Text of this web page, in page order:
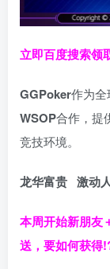
立即百度搜索领
GGPoker作为
WSOP合作，提
竞技环境。
龙华富贵 激动
本周开始新朋友
送，要如何获得